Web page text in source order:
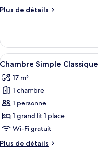
chambre :
Double
ou
avec
lits
jumeaux
Plus de détails
Plus
le
type
de
Chambre
Classique
ou
avec
lits
jumeaux
Afficher
toutes
les
photos
pour
ce
type
chambre :
4
Chambre Simple Classique
17 m²
1 chambre
1 personne
1 grand lit 1 place
Wi-Fi gratuit
Plus de détails
Plus